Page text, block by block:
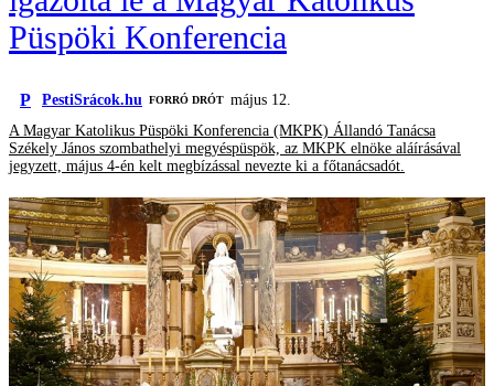
Püspöki Konferencia
P PestiSrácok.hu FORRÓ DRÓT május 12.
A Magyar Katolikus Püspöki Konferencia (MKPK) Állandó Tanácsa
Székely János szombathelyi megyéspüspök, az MKPK elnöke aláírásával
jegyzett, május 4-én kelt megbízással nevezte ki a főtanácsadót.